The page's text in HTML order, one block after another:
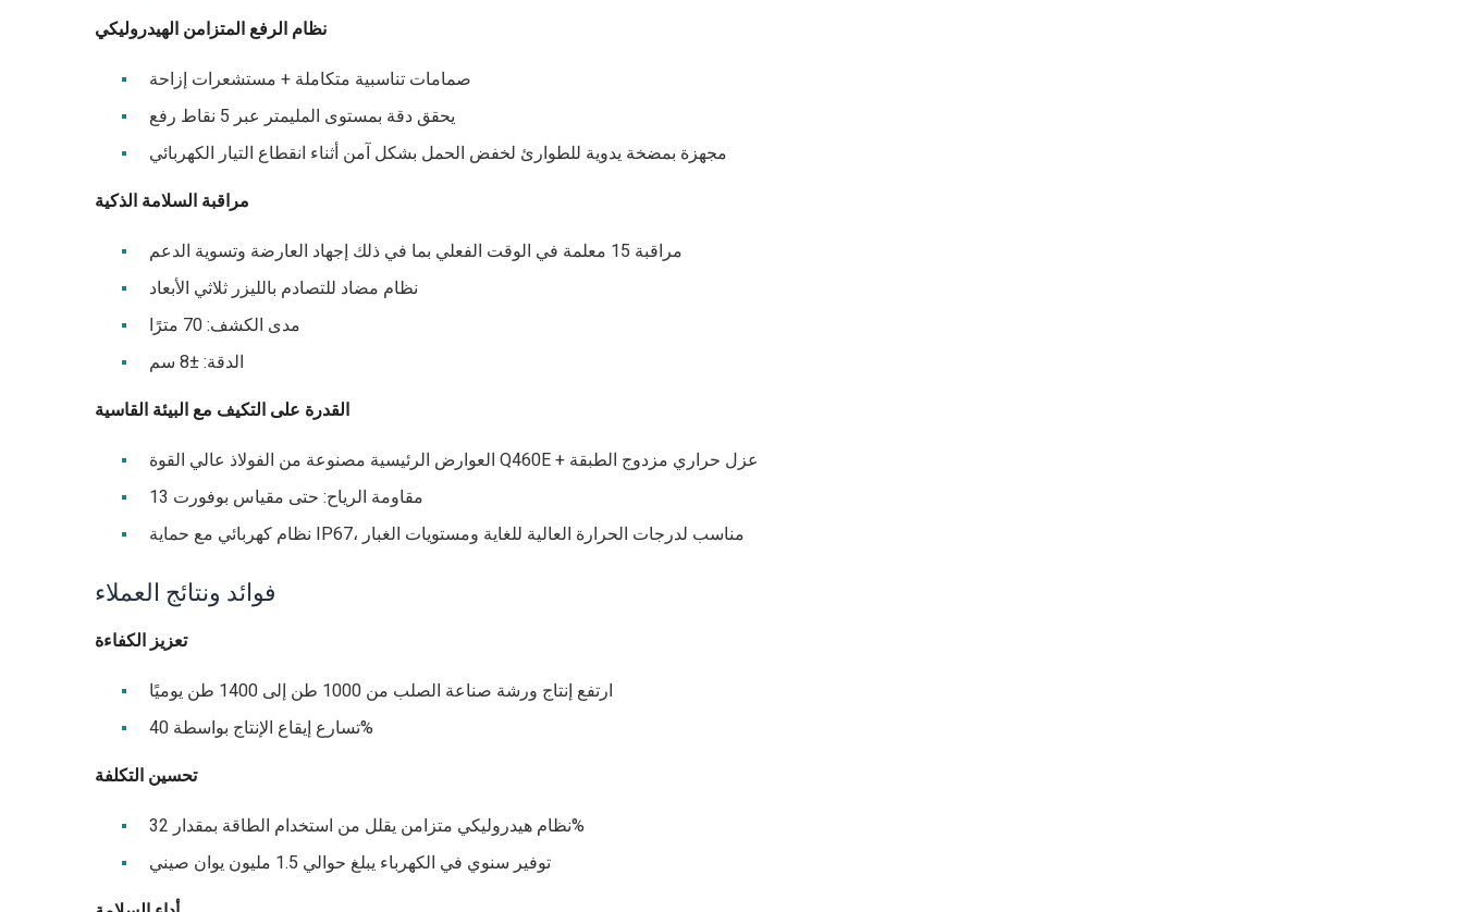
نظام الرفع المتزامن الهيدروليكي
صمامات تناسبية متكاملة + مستشعرات إزاحة
يحقق دقة بمستوى المليمتر عبر 5 نقاط رفع
مجهزة بمضخة يدوية للطوارئ لخفض الحمل بشكل آمن أثناء انقطاع التيار الكهربائي
مراقبة السلامة الذكية
مراقبة 15 معلمة في الوقت الفعلي بما في ذلك إجهاد العارضة وتسوية الدعم
نظام مضاد للتصادم بالليزر ثلاثي الأبعاد
مدى الكشف: 70 مترًا
الدقة: ±8 سم
القدرة على التكيف مع البيئة القاسية
العوارض الرئيسية مصنوعة من الفولاذ عالي القوة Q460E + عزل حراري مزدوج الطبقة
مقاومة الرياح: حتى مقياس بوفورت 13
نظام كهربائي مع حماية IP67، مناسب لدرجات الحرارة العالية للغاية ومستويات الغبار
فوائد ونتائج العملاء
تعزيز الكفاءة
ارتفع إنتاج ورشة صناعة الصلب من 1000 طن إلى 1400 طن يوميًا
تسارع إيقاع الإنتاج بواسطة 40%
تحسين التكلفة
نظام هيدروليكي متزامن يقلل من استخدام الطاقة بمقدار 32%
توفير سنوي في الكهرباء يبلغ حوالي 1.5 مليون يوان صيني